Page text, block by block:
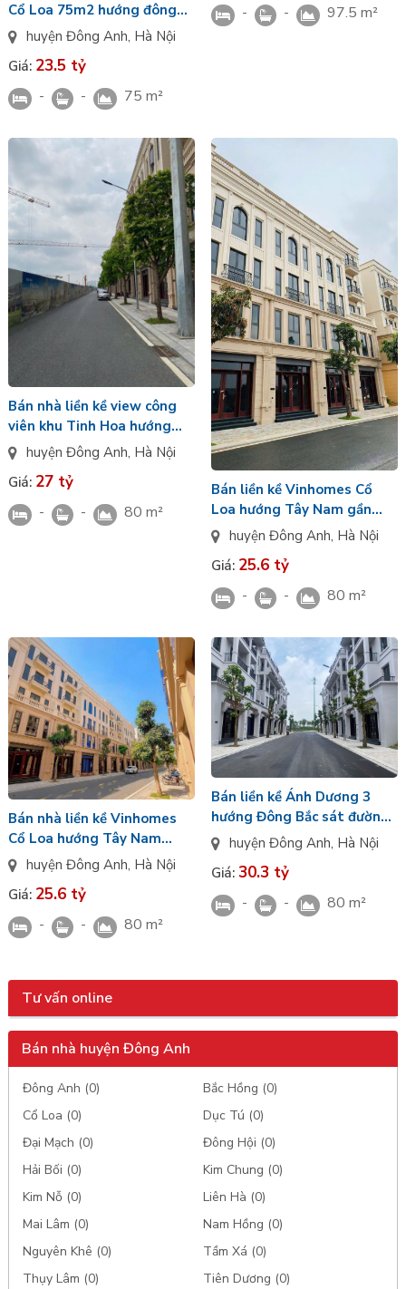
Cổ Loa 75m2 hướng đông
bắc giá rẻ nhất thị trường
huyện Đông Anh, Hà Nội
Giá: 23.5 tỷ
- - 75 m²
- - 97.5 m²
Bán nhà liền kề view công
viên khu Tinh Hoa hướng
Đông Bắc Vinhomes Cổ Loa
huyện Đông Anh, Hà Nội
Giá: 27 tỷ
- - 80 m²
Bán liền kề Vinhomes Cổ
Loa hướng Tây Nam gần
đường lớn tiểu khu Thiên
huyện Đông Anh, Hà Nội
Giá: 25.6 tỷ
- - 80 m²
Bán nhà liền kề Vinhomes
Cổ Loa hướng Tây Nam
đường Thiên nga 2 phân
huyện Đông Anh, Hà Nội
Giá: 25.6 tỷ
- - 80 m²
Bán liền kề Ánh Dương 3
hướng Đông Bắc sát đường
lớn 60m khu Cát Tường
Vinhomes Cổ Loa
huyện Đông Anh, Hà Nội
Giá: 30.3 tỷ
- - 80 m²
Tư vấn online
Bán nhà huyện Đông Anh
Đông Anh (0)
Bắc Hồng (0)
Cổ Loa (0)
Dục Tú (0)
Đại Mạch (0)
Đông Hội (0)
Hải Bối (0)
Kim Chung (0)
Kim Nỗ (0)
Liên Hà (0)
Mai Lâm (0)
Nam Hồng (0)
Nguyên Khê (0)
Tầm Xá (0)
Thụy Lâm (0)
Tiên Dương (0)